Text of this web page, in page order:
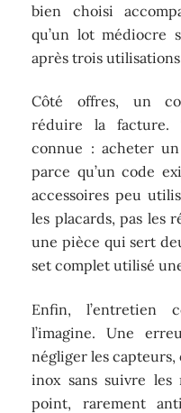
bien choisi
qu’un lot médiocre
après trois
Côté offres, un
réduire la facture.
connue : acheter
parce qu’un code
accessoires peu
les placards, pas les
une pièce qui sert
set complet utilisé
Enfin, l’entretien
l’imagine. Une
négliger les capteurs,
inox sans suivre les
point, rarement